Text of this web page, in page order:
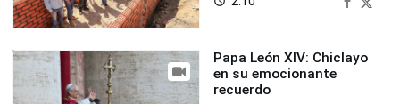
Papa León XIV: Chiclayo
en su emocionante
recuerdo